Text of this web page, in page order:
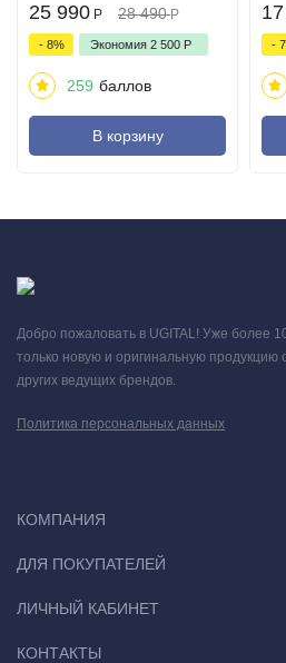
25 990 Р 28 490 Р
- 8% Экономия 2 500 Р
259 баллов
В корзину
-
Добро пожаловать в UGITAL! Уже более
только новую и оригинальную продукцию
других ведущих брендов.
Политика персональных данных
КОМПАНИЯ
ДЛЯ ПОКУПАТЕЛЕЙ
ЛИЧНЫЙ КАБИНЕТ
КОНТАКТЫ